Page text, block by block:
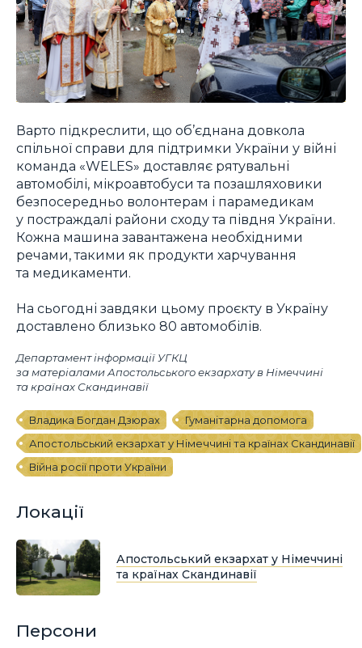
Варто підкреслити, що об’єднана довкола
спільної справи для підтримки України у війні
команда «WELES» доставляє рятувальні
автомобілі, мікроавтобуси та позашляховики
безпосередньо волонтерам і парамедикам
у постраждалі райони сходу та півдня України.
Кожна машина завантажена необхідними
речами, такими як продукти харчування
та медикаменти.
На сьогодні завдяки цьому проєкту в Україну
доставлено близько 80 автомобілів.
Департамент інформації УГКЦ
за матеріалами Апостольського екзархату в Німеччині
та країнах Скандинавії
Владика Богдан Дзюрах
Гуманітарна допомога
Апостольський екзархат у Німеччині та країнах Скандинавії
Війна росії проти України
Локації
Апостольський екзархат у Німеччині
та країнах Скандинавії
Персони